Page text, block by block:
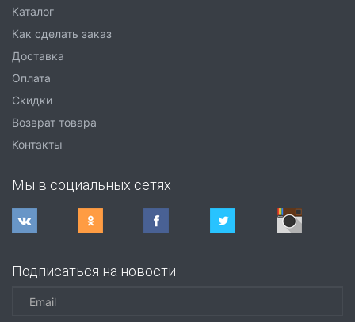
Каталог
Как сделать заказ
Доставка
Оплата
Скидки
Возврат товара
Контакты
Мы в социальных сетях
Подписаться на новости